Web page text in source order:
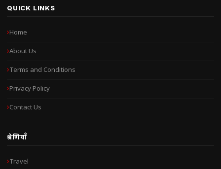
QUICK LINKS
Home
About Us
Terms and Conditions
Privacy Policy
Contact Us
श्रेणियाँ
Travel